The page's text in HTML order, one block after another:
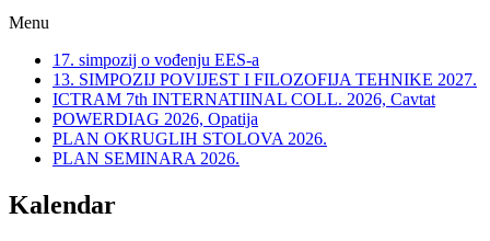
Menu
17. simpozij o vođenju EES-a
13. SIMPOZIJ POVIJEST I FILOZOFIJA TEHNIKE 2027.
ICTRAM 7th INTERNATIINAL COLL. 2026, Cavtat
POWERDIAG 2026, Opatija
PLAN OKRUGLIH STOLOVA 2026.
PLAN SEMINARA 2026.
Kalendar